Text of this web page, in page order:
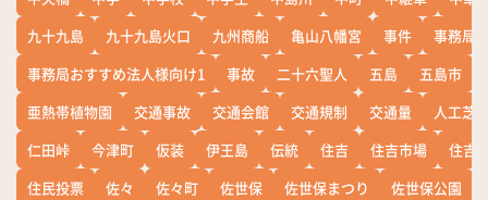
九十九島
九十九島火口 九州商船 亀山八幡宮 事件
事務局
事務局おすすめ法人様向け1
事故 二十六聖人 五島 五島市
亜熱帯植物園
交通事故 交通会館 交通規制 交通量
人工芝
仁田峠
今津町 仮装 伊王島 伝統 住吉 住吉市場
住吉
住民投票
佐々 佐々町 佐世保 佐世保まつり 佐世保公園